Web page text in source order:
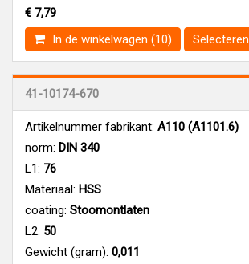
€ 7,79
In de winkelwagen (10)
Selecteren
41-10174-670
Artikelnummer fabrikant: A110 (A1101.6)
norm: DIN 340
L1: 76
Materiaal: HSS
coating: Stoomontlaten
L2: 50
Gewicht (gram): 0,011